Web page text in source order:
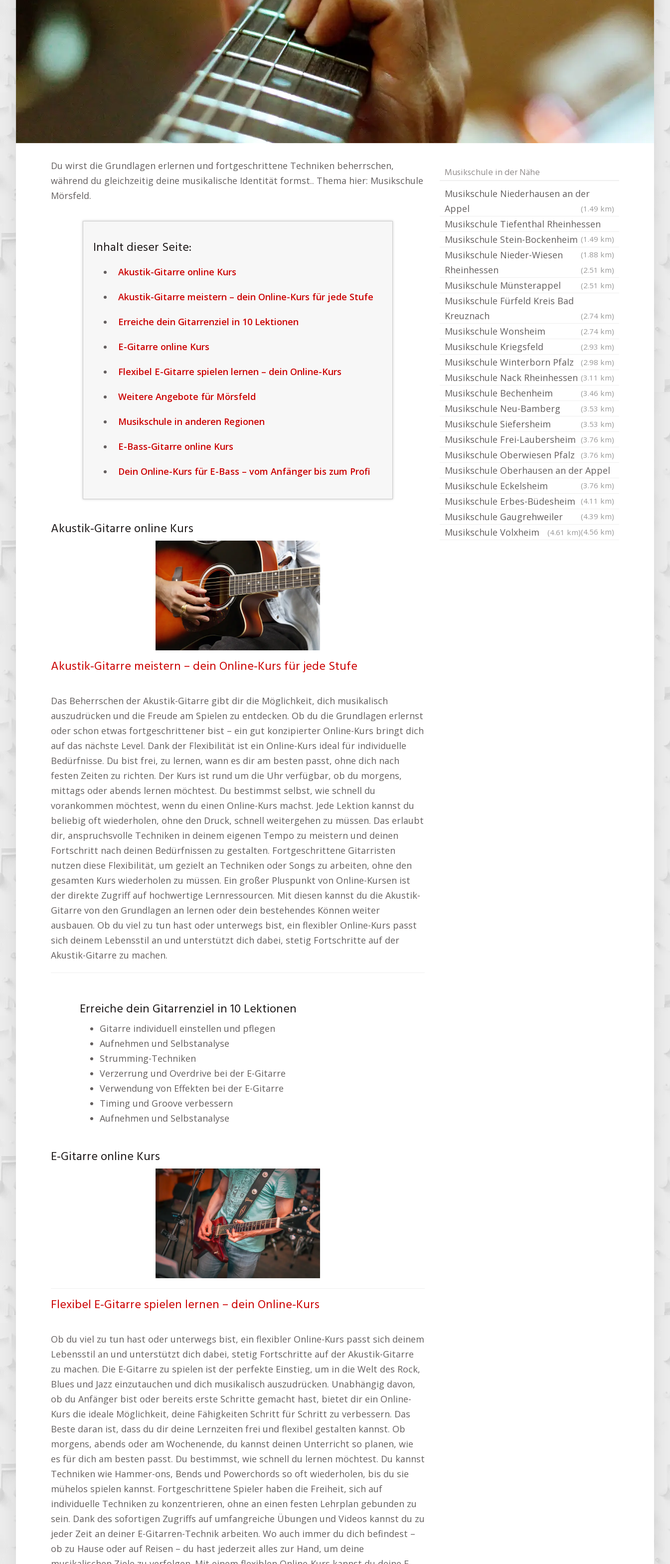
Du wirst die Grundlagen erlernen und fortgeschrittene Techniken beherrschen,
während du gleichzeitig deine musikalische Identität formst.. Thema hier: Musikschule
Mörsfeld.
Inhalt dieser Seite:
Akustik-Gitarre online Kurs
Akustik-Gitarre meistern – dein Online-Kurs für jede Stufe
Erreiche dein Gitarrenziel in 10 Lektionen
E-Gitarre online Kurs
Flexibel E-Gitarre spielen lernen – dein Online-Kurs
Weitere Angebote für Mörsfeld
Musikschule in anderen Regionen
E-Bass-Gitarre online Kurs
Dein Online-Kurs für E-Bass – vom Anfänger bis zum Profi
Akustik-Gitarre online Kurs
Akustik-Gitarre meistern – dein Online-Kurs für jede Stufe
Das Beherrschen der Akustik-Gitarre gibt dir die Möglichkeit, dich musikalisch
auszudrücken und die Freude am Spielen zu entdecken. Ob du die Grundlagen erlernst
oder schon etwas fortgeschrittener bist – ein gut konzipierter Online-Kurs bringt dich
auf das nächste Level. Dank der Flexibilität ist ein Online-Kurs ideal für individuelle
Bedürfnisse. Du bist frei, zu lernen, wann es dir am besten passt, ohne dich nach
festen Zeiten zu richten. Der Kurs ist rund um die Uhr verfügbar, ob du morgens,
mittags oder abends lernen möchtest. Du bestimmst selbst, wie schnell du
vorankommen möchtest, wenn du einen Online-Kurs machst. Jede Lektion kannst du
beliebig oft wiederholen, ohne den Druck, schnell weitergehen zu müssen. Das erlaubt
dir, anspruchsvolle Techniken in deinem eigenen Tempo zu meistern und deinen
Fortschritt nach deinen Bedürfnissen zu gestalten. Fortgeschrittene Gitarristen
nutzen diese Flexibilität, um gezielt an Techniken oder Songs zu arbeiten, ohne den
gesamten Kurs wiederholen zu müssen. Ein großer Pluspunkt von Online-Kursen ist
der direkte Zugriff auf hochwertige Lernressourcen. Mit diesen kannst du die Akustik-
Gitarre von den Grundlagen an lernen oder dein bestehendes Können weiter
ausbauen. Ob du viel zu tun hast oder unterwegs bist, ein flexibler Online-Kurs passt
sich deinem Lebensstil an und unterstützt dich dabei, stetig Fortschritte auf der
Akustik-Gitarre zu machen.
Erreiche dein Gitarrenziel in 10 Lektionen
Gitarre individuell einstellen und pflegen
Aufnehmen und Selbstanalyse
Strumming-Techniken
Verzerrung und Overdrive bei der E-Gitarre
Verwendung von Effekten bei der E-Gitarre
Timing und Groove verbessern
Aufnehmen und Selbstanalyse
E-Gitarre online Kurs
Flexibel E-Gitarre spielen lernen – dein Online-Kurs
Ob du viel zu tun hast oder unterwegs bist, ein flexibler Online-Kurs passt sich deinem
Lebensstil an und unterstützt dich dabei, stetig Fortschritte auf der Akustik-Gitarre
zu machen. Die E-Gitarre zu spielen ist der perfekte Einstieg, um in die Welt des Rock,
Blues und Jazz einzutauchen und dich musikalisch auszudrücken. Unabhängig davon,
ob du Anfänger bist oder bereits erste Schritte gemacht hast, bietet dir ein Online-
Kurs die ideale Möglichkeit, deine Fähigkeiten Schritt für Schritt zu verbessern. Das
Beste daran ist, dass du dir deine Lernzeiten frei und flexibel gestalten kannst. Ob
morgens, abends oder am Wochenende, du kannst deinen Unterricht so planen, wie
es für dich am besten passt. Du bestimmst, wie schnell du lernen möchtest. Du kannst
Techniken wie Hammer-ons, Bends und Powerchords so oft wiederholen, bis du sie
mühelos spielen kannst. Fortgeschrittene Spieler haben die Freiheit, sich auf
individuelle Techniken zu konzentrieren, ohne an einen festen Lehrplan gebunden zu
sein. Dank des sofortigen Zugriffs auf umfangreiche Übungen und Videos kannst du zu
jeder Zeit an deiner E-Gitarren-Technik arbeiten. Wo auch immer du dich befindest –
ob zu Hause oder auf Reisen – du hast jederzeit alles zur Hand, um deine
Musikschule in der Nähe
Musikschule Niederhausen an der
Appel
(1.49 km)
Musikschule Tiefenthal Rheinhessen
(1.49 km)
Musikschule Stein-Bockenheim
(1.88 km)
Musikschule Nieder-Wiesen
Rheinhessen
(2.51 km)
Musikschule Münsterappel (2.51 km)
Musikschule Fürfeld Kreis Bad
Kreuznach
(2.74 km)
Musikschule Wonsheim (2.74 km)
Musikschule Kriegsfeld (2.93 km)
Musikschule Winterborn Pfalz (2.98 km)
Musikschule Nack Rheinhessen (3.11 km)
Musikschule Bechenheim (3.46 km)
Musikschule Neu-Bamberg (3.53 km)
Musikschule Siefersheim (3.53 km)
Musikschule Frei-Laubersheim (3.76 km)
Musikschule Oberwiesen Pfalz (3.76 km)
Musikschule Oberhausen an der Appel
(3.76 km)
Musikschule Eckelsheim
(4.11 km)
Musikschule Erbes-Büdesheim
(4.39 km)
Musikschule Gaugrehweiler
(4.56 km)
Musikschule Volxheim (4.61 km)